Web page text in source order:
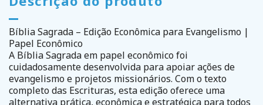
Bíblia Sagrada – Edição Econômica para Evangelismo |
Papel Econômico
A Bíblia Sagrada em papel econômico foi
cuidadosamente desenvolvida para apoiar ações de
evangelismo e projetos missionários. Com o texto
completo das Escrituras, esta edição oferece uma
alternativa prática, econômica e estratégica para todos